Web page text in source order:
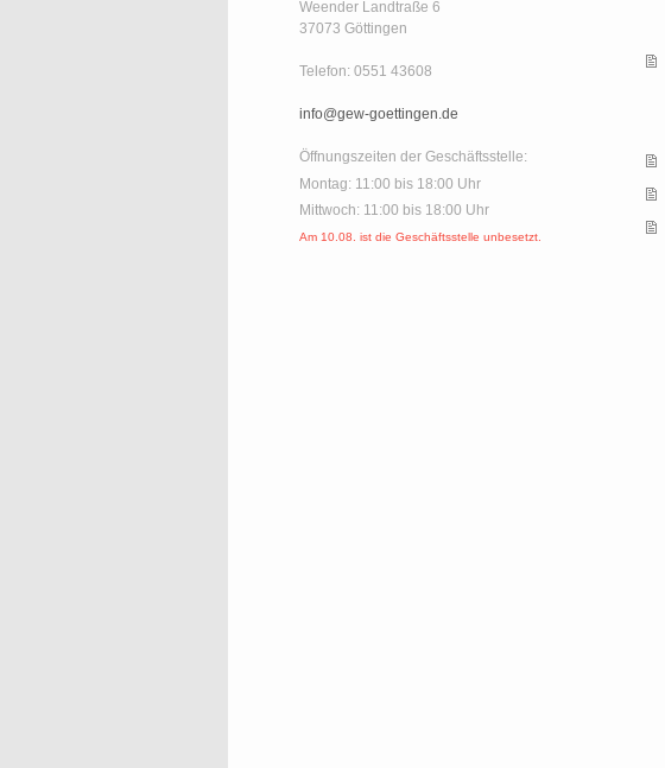
Weender Landtraße 6
37073 Göttingen
Telefon: 0551 43608
info@gew-goettingen.de
Öffnungszeiten der Geschäftsstelle:
Montag: 11:00 bis 18:00 Uhr
Mittwoch: 11:00 bis 18:00 Uhr
Am 10.08. ist die Geschäftsstelle unbesetzt.